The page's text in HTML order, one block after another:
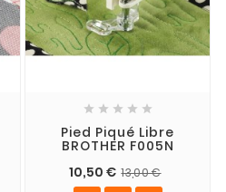
    
Pied Piqué Libre
BROTHER F005N
10,50 € 13,00 €